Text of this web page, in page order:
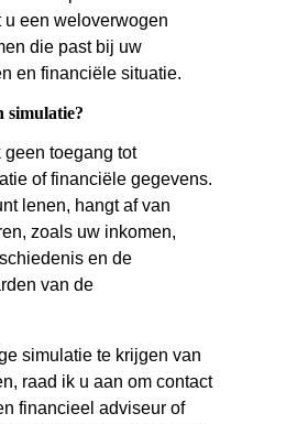
u een weloverwogen
die past bij uw
en financiële situatie.
simulatie?
toegang tot
of financiële gegevens.
lenen, hangt af van
zoals uw inkomen,
en de
van de
simulatie te krijgen van
raad ik u aan om contact
financieel adviseur of